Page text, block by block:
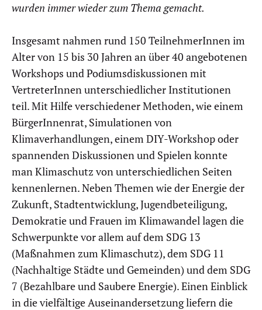
wurden immer wieder zum Thema gemacht.
Insgesamt nahmen rund 150 TeilnehmerInnen im
Alter von 15 bis 30 Jahren an über 40 angebotenen
Workshops und Podiumsdiskussionen mit
VertreterInnen unterschiedlicher Institutionen
teil. Mit Hilfe verschiedener Methoden, wie einem
BürgerInnenrat, Simulationen von
Klimaverhandlungen, einem DIY-Workshop oder
spannenden Diskussionen und Spielen konnte
man Klimaschutz von unterschiedlichen Seiten
kennenlernen. Neben Themen wie der Energie der
Zukunft, Stadtentwicklung, Jugendbeteiligung,
Demokratie und Frauen im Klimawandel lagen die
Schwerpunkte vor allem auf dem SDG 13
(Maßnahmen zum Klimaschutz), dem SDG 11
(Nachhaltige Städte und Gemeinden) und dem SDG
7 (Bezahlbare und Saubere Energie). Einen Einblick
in die vielfältige Auseinandersetzung liefern die